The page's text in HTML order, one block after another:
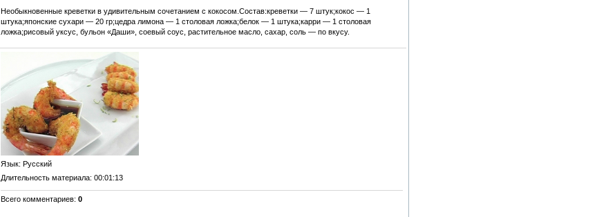
Необыкновенные креветки в удивительным сочетанием с кокосом.Состав:креветки — 7 штук;кокос — 1
штука;японские сухари — 20 гр;цедра лимона — 1 столовая ложка;белок — 1 штука;карри — 1 столовая
ложка;рисовый уксус, бульон «Даши», соевый соус, растительное масло, сахар, соль — по вкусу.
Язык: Русский
Длительность материала: 00:01:13
Всего комментариев: 0